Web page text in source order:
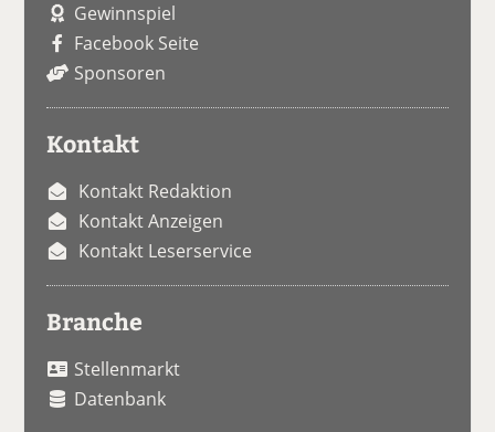
Gewinnspiel
Facebook Seite
Sponsoren
Kontakt
Kontakt Redaktion
Kontakt Anzeigen
Kontakt Leserservice
Branche
Stellenmarkt
Datenbank